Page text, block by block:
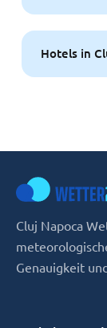
Hotels in
Cluj Napoca
Genauigkeit